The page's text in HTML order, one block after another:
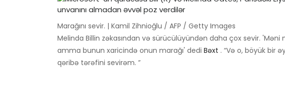
Marağını sevir. | Kamil Zihnioğlu / AFP / Getty Images
Melinda Billin zəkasından və sürücülüyündən daha çox sevir.
amma bunun xaricində onun marağı' dedi Bəxt . “Və o, böyük bir
qəribə tərəfini sevirəm. ”